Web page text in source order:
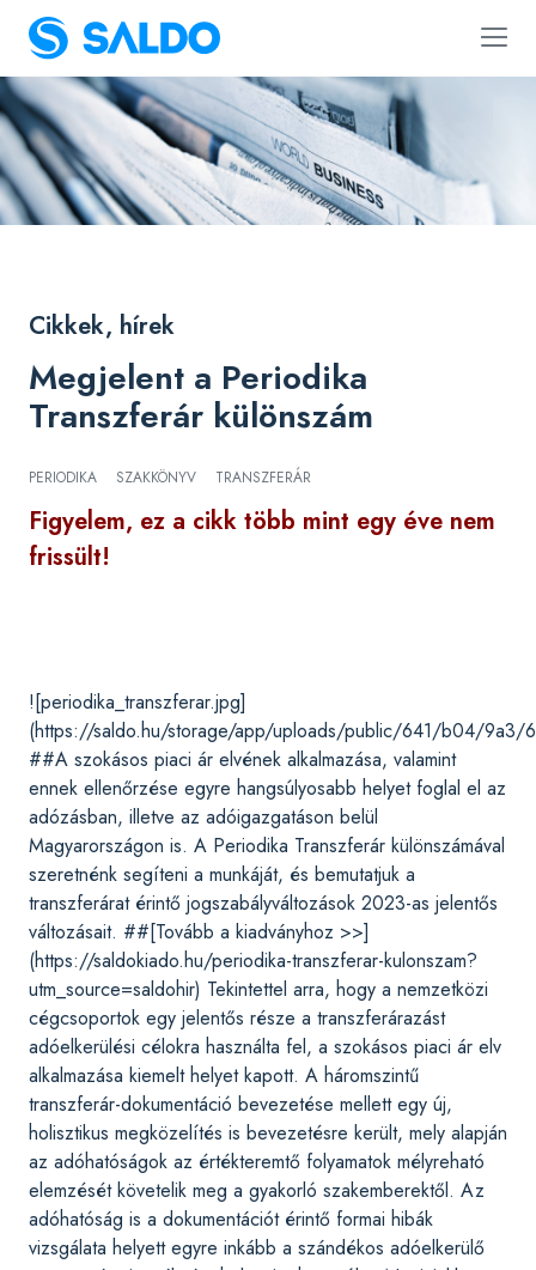
Cikkek, hírek
Megjelent a Periodika
Transzferár különszám
PERIODIKA SZAKKÖNYV TRANSZFERÁR
Figyelem, ez a cikk több mint egy éve nem
frissült!
![periodika_transzferar.jpg]
(https://saldo.hu/storage/app/uploads/public/641/b04/9a3/
##A szokásos piaci ár elvének alkalmazása, valamint
ennek ellenőrzése egyre hangsúlyosabb helyet foglal el az
adózásban, illetve az adóigazgatáson belül
Magyarországon is. A Periodika Transzferár különszámával
szeretnénk segíteni a munkáját, és bemutatjuk a
transzferárat érintő jogszabályváltozások 2023-as jelentős
változásait. ##[Tovább a kiadványhoz >>]
(https://saldokiado.hu/periodika-transzferar-kulonszam?
utm_source=saldohir) Tekintettel arra, hogy a nemzetközi
cégcsoportok egy jelentős része a transzferárazást
adóelkerülési célokra használta fel, a szokásos piaci ár elv
alkalmazása kiemelt helyet kapott. A háromszintű
transzferár-dokumentáció bevezetése mellett egy új,
holisztikus megközelítés is bevezetésre került, mely alapján
az adóhatóságok az értékteremtő folyamatok mélyreható
elemzését követelik meg a gyakorló szakemberektől. Az
adóhatóság is a dokumentációt érintő formai hibák
vizsgálata helyett egyre inkább a szándékos adóelkerülő